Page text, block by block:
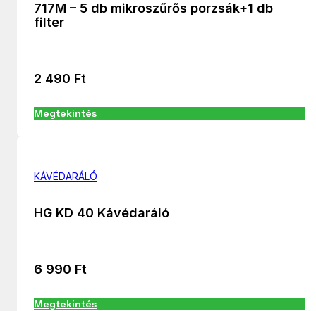
717M – 5 db mikroszűrős porzsák+1 db
filter
2 490 Ft
Megtekintés
KÁVÉDARÁLÓ
HG KD 40 Kávédaráló
6 990 Ft
Megtekintés